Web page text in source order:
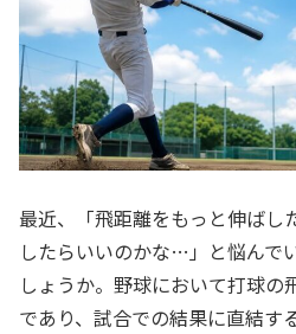
最近、「飛距離をもっと伸ばし
したらいいのかな…」と悩んで
しょうか。野球において打球の
であり、試合での結果に直結す